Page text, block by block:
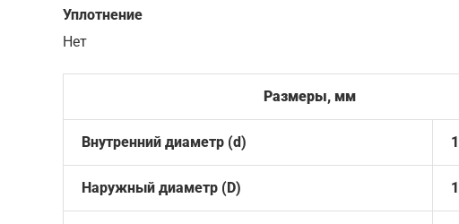
Уплотнение
Нет
Размеры, мм
Внутренний диаметр (d)
Наружный диаметр (D)